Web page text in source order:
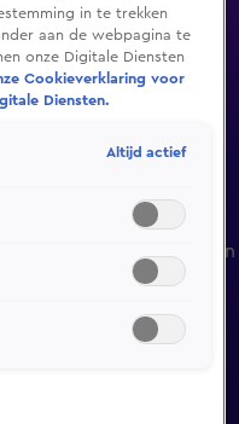
De Bondgenoten
in Amsterdam.
vertrouwt de
te worden. En in Leiden
maar of ze
in te trekken
aan de webpagina te
onze Digitale Diensten
Cookieverklaring voor
Diensten.
Altijd actief